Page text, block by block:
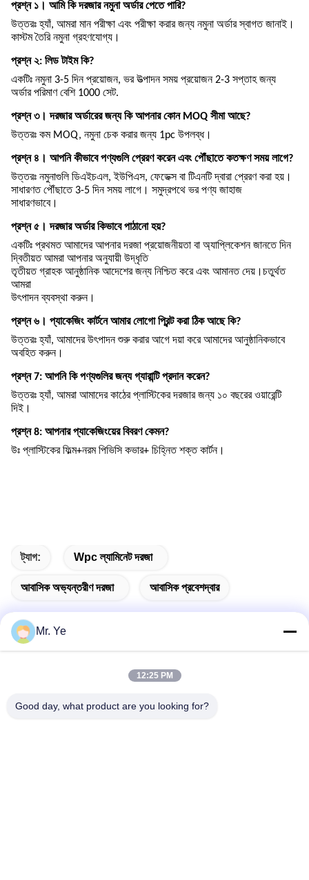
প্রশ্ন ১। আমি কি দরজার নমুনা অর্ডার পেতে পারি?
উত্তরঃ হ্যাঁ, আমরা মান পরীক্ষা এবং পরীক্ষা করার জন্য নমুনা অর্ডার স্বাগত জানাই।
কাস্টম তৈরি নমুনা গ্রহণযোগ্য।
প্রশ্ন ২: লিড টাইম কি?
একটিঃ নমুনা 3-5 দিন প্রয়োজন, ভর উত্পাদন সময় প্রয়োজন 2-3 সপ্তাহ জন্য
অর্ডার পরিমাণ বেশি 1000 সেট.
প্রশ্ন ৩। দরজার অর্ডারের জন্য কি আপনার কোন MOQ সীমা আছে?
উত্তরঃ কম MOQ, নমুনা চেক করার জন্য 1pc উপলব্ধ।
প্রশ্ন ৪। আপনি কীভাবে পণ্যগুলি প্রেরণ করেন এবং পৌঁছাতে কতক্ষণ সময় লাগে?
উত্তরঃ নমুনাগুলি ডিএইচএল, ইউপিএস, ফেডেক্স বা টিএনটি দ্বারা প্রেরণ করা হয়।
সাধারণত পৌঁছাতে 3-5 দিন সময় লাগে। সমুদ্রপথে ভর পণ্য জাহাজ
সাধারণভাবে।
প্রশ্ন ৫। দরজার অর্ডার কিভাবে পাঠানো হয়?
একটিঃ প্রথমত আমাদের আপনার দরজা প্রয়োজনীয়তা বা অ্যাপ্লিকেশন জানতে দিন
দ্বিতীয়ত আমরা আপনার অনুযায়ী উদ্ধৃতি
তৃতীয়ত গ্রাহক আনুষ্ঠানিক আদেশের জন্য নিশ্চিত করে এবং আমানত দেয়।চতুর্থত
আমরা
উৎপাদন ব্যবস্থা করুন।
প্রশ্ন ৬। প্যাকেজিং কার্টনে আমার লোগো প্রিন্ট করা ঠিক আছে কি?
উত্তরঃ হ্যাঁ, আমাদের উৎপাদন শুরু করার আগে দয়া করে আমাদের আনুষ্ঠানিকভাবে
অবহিত করুন।
প্রশ্ন 7: আপনি কি পণ্যগুলির জন্য গ্যারান্টি প্রদান করেন?
উত্তরঃ হ্যাঁ, আমরা আমাদের কাঠের প্লাস্টিকের দরজার জন্য ১০ বছরের ওয়ারেন্টি
দিই।
প্রশ্ন 8: আপনার প্যাকেজিংয়ের বিবরণ কেমন?
উঃ প্লাস্টিকের ফিল্ম+নরম পিভিসি কভার+ চিহ্নিত শক্ত কার্টন।
ট্যাগ: Wpc ল্যামিনেট দরজা
আবাসিক অভ্যন্তরীণ দরজা আবাসিক প্রবেশদ্বার
ঠিকানা
Mr. Ye
12:25 PM
Good day, what product are you looking for?